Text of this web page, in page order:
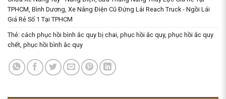
TPHCM, Bình Dương, Xe Nâng Điện Cũ Đứng Lái Reach Truck - Ngồi Lái
Giá Rẻ Số 1 Tại TPHCM
Thẻ: cách phục hồi bình ắc quy bị chai, phục hồi ắc quy, phục hồi ắc quy
chết, phục hồi bình ắc quy